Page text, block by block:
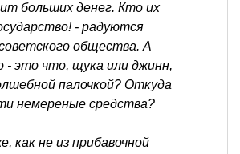
больших денег. Кто их
- радуются
общества. А
- это что, щука или джинн,
палочкой? Откуда
немереные средства?
как не из прибавочной